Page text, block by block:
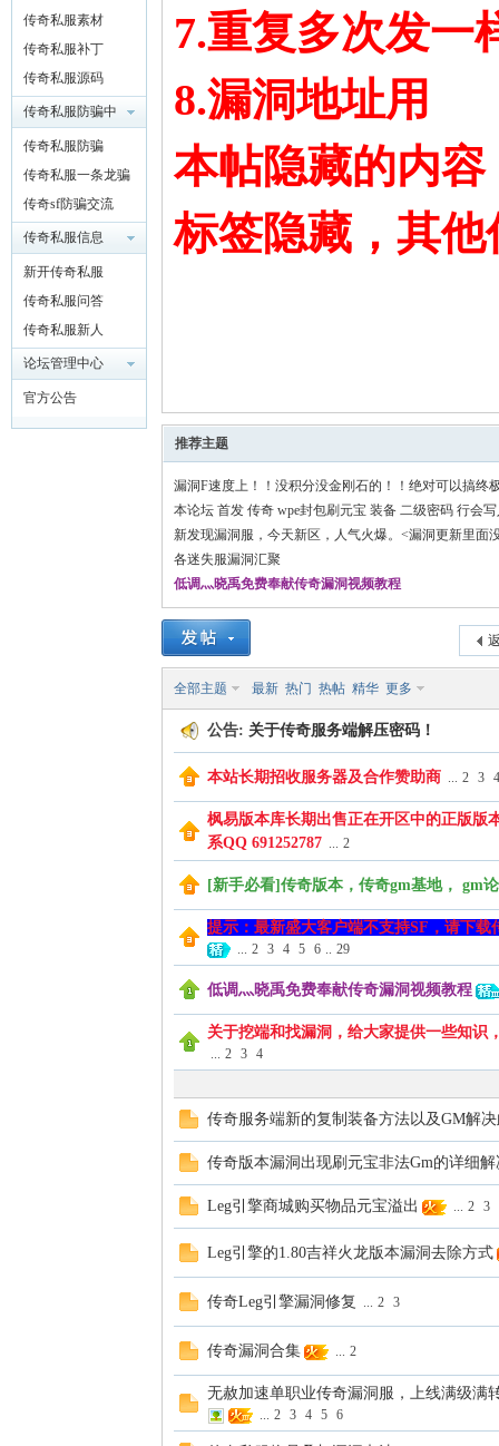
传奇私服素材
传奇私服补丁
传奇私服源码
传奇私服防骗中
心
传奇私服防骗
传奇私服一条龙骗
子
传奇sf防骗交流
传奇私服信息
新开传奇私服
传奇私服问答
传奇私服新人
论坛管理中心
官方公告
7.重复多次发一
8.漏洞地址用
本帖隐藏的内容
标签隐藏，其
推荐主题
漏洞F速度上！！没积分没金刚石的！！绝对可以搞终
本论坛 首发 传奇 wpe封包刷元宝 装备 二级密码 行会
新发现漏洞服，今天新区，人气火爆。<漏洞更新里面
掘。
各迷失服漏洞汇聚
低调灬晓禹免费奉献传奇漏洞视频教程
全部主题 最新 热门 热帖 精华 更多
公告: 关于传奇服务端解压密码！
本站长期招收服务器及合作赞助商 ... 2 3 4
枫易版本库长期出售正在开区中的正版版
系QQ 691252787 ... 2
[新手必看]传奇版本，传奇gm基地， gm
提示：最新盛大客户端不支持SF，请下载
... 2 3 4 5 6 .. 29
低调灬晓禹免费奉献传奇漏洞视频教程
关于挖端和找漏洞，给大家提供一些知识
... 2 3 4
传奇服务端新的复制装备方法以及GM解
传奇版本漏洞出现刷元宝非法Gm的详细
Leg引擎商城购买物品元宝溢出 ... 2 3
Leg引擎的1.80吉祥火龙版本漏洞去除方式
传奇Leg引擎漏洞修复 ... 2 3
传奇漏洞合集 ... 2
无赦加速单职业传奇漏洞服，上线满级满
... 2 3 4 5 6